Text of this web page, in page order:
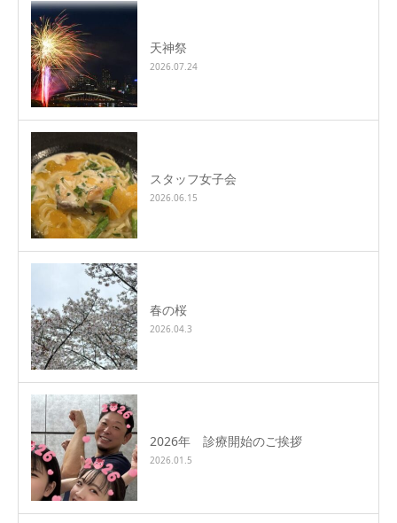
天神祭
2026.07.24
スタッフ女子会
2026.06.15
春の桜
2026.04.3
2026年 診療開始のご挨拶
2026.01.5